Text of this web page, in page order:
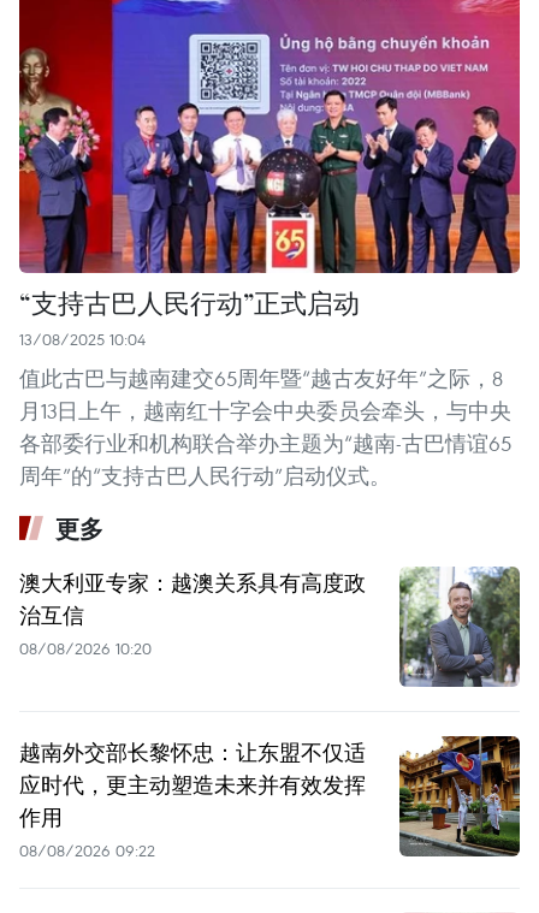
“支持古巴人民行动”正式启动
13/08/2025 10:04
值此古巴与越南建交65周年暨“越古友好年”之际，8
月13日上午，越南红十字会中央委员会牵头，与中央
各部委行业和机构联合举办主题为“越南-古巴情谊65
周年”的“支持古巴人民行动”启动仪式。
更多
澳大利亚专家：越澳关系具有高度政
治互信
08/08/2026 10:20
越南外交部长黎怀忠：让东盟不仅适
应时代，更主动塑造未来并有效发挥
作用
08/08/2026 09:22